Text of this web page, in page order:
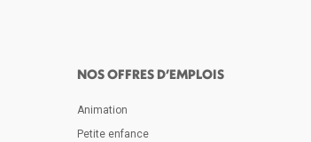
NOS OFFRES D’EMPLOIS
Animation
Petite enfance